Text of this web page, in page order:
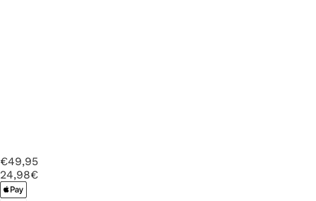
€49,95
24,98€